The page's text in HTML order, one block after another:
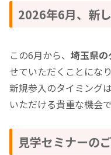
2026年6月、新
この6月から、 埼玉県
せていただくことになり
新規参入のタイミング
いただける貴重な機会で
見学セミナーの